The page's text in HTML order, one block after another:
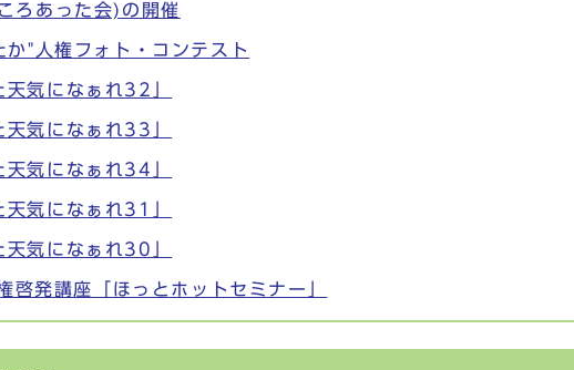
ろあった会)の開催
"人権フォト・コンテスト
気になぁれ32」
気になぁれ33」
気になぁれ34」
気になぁれ31」
気になぁれ30」
発講座「ほっとホットセミナー」